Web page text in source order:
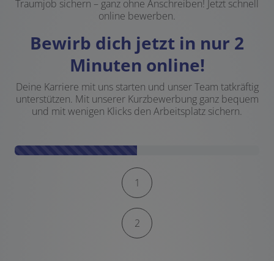
Traumjob sichern – ganz ohne Anschreiben! Jetzt schnell
online bewerben.
Bewirb dich jetzt in nur 2
Minuten online!
Deine Karriere mit uns starten und unser Team tatkräftig
unterstützen. Mit unserer Kurzbewerbung ganz bequem
und mit wenigen Klicks den Arbeitsplatz sichern.
Kontaktformular-Fortschritt
1
2